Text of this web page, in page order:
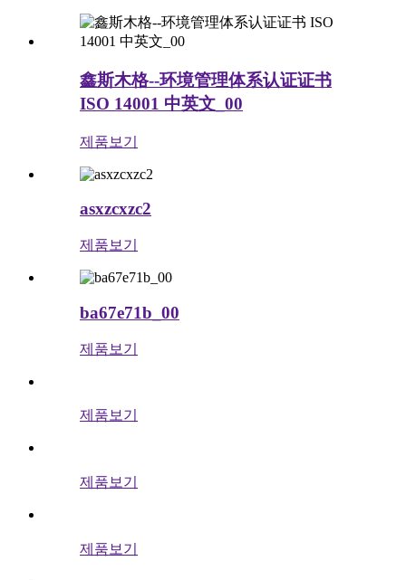
鑫斯木格--环境管理体系认证证书
ISO 14001 中英文_00
제품보기
asxzcxzc2
제품보기
ba67e71b_00
제품보기
제품보기
제품보기
제품보기